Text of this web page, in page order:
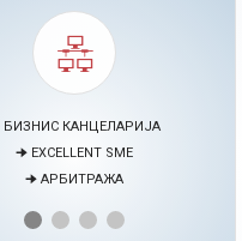
🠊 МЕДИЈАЦИЈА
🠊 ПРОЕКТИ
ЗА ЕДУКАЦИЈА И РАЗВОЈ НА